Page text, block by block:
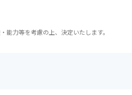
能力等を考慮の上、決定いたします。